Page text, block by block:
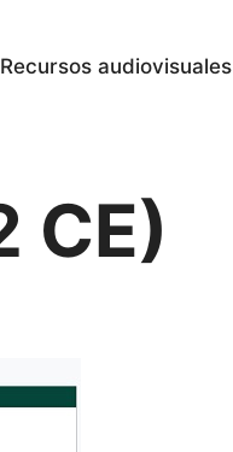
Recursos audiovisuales
CE)